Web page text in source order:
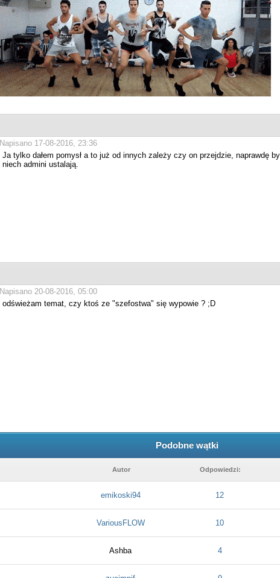
Napisano 17-08-2016, 23:36
Ja tylko dałem pomysł a to już od innych zależy czy on przejdzie, naprawdę
niech admini ustalają.
Napisano 20-08-2016, 05:00
odświeżam temat, czy ktoś ze "szefostwa" się wypowie ? ;D
Podobne wątki
Autor Odpowiedzi:
emikoski94 12
VariousFLOW 10
Ashba 4